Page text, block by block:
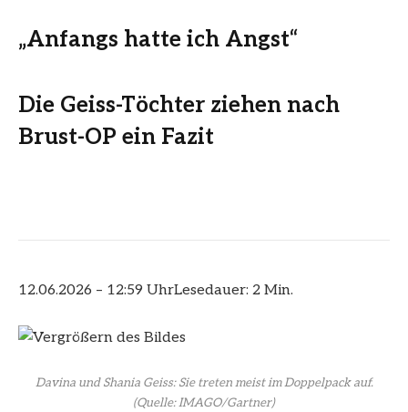
„Anfangs hatte ich Angst“
Die Geiss-Töchter ziehen nach
Brust-OP ein Fazit
12.06.2026 – 12:59 UhrLesedauer: 2 Min.
Davina und Shania Geiss: Sie treten meist im Doppelpack auf.
(Quelle: IMAGO/Gartner)